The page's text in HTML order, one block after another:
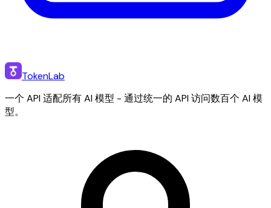
TokenLab
一个 API 适配所有 AI 模型 - 通过统一的 API 访问数百个 AI 模
型。